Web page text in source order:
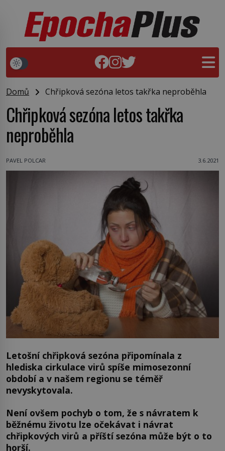
Domů Chřipková sezóna letos takřka neproběhla
Chřipková sezóna letos takřka
neproběhla
PAVEL POLCAR 3.6.2021
Letošní chřipková sezóna připomínala z
hlediska cirkulace virů spíše mimosezonní
období a v našem regionu se téměř
nevyskytovala.
Není ovšem pochyb o tom, že s návratem k
běžnému životu lze očekávat i návrat
chřipkových virů a příští sezóna může být o to
horší.